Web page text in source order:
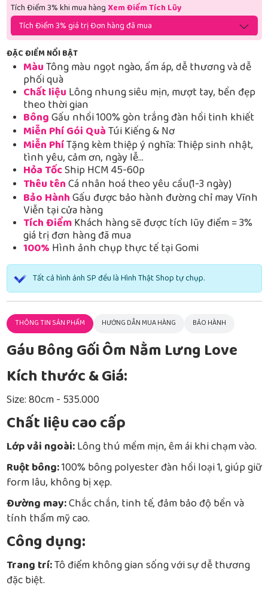
Tích Điểm 3% khi mua hàng Xem Điểm Tích Lũy
Tích Điểm 3% giá trị Đơn hàng đã mua
ĐẶC ĐIỂM NỔI BẬT
MàuTông màu ngọt ngào, ấm áp, dễ thương và dễ
phối quà
Chất liệu Lông nhung siêu mịn, mượt tay, bền đẹp
theo thời gian
BôngGấu nhồi 100% gòn trắng đàn hồi tinh khiết
Miễn Phí Gói QuàTúi Kiếng & Nơ
Miễn PhíTặng kèm thiệp ý nghĩa: Thiệp sinh nhật,
tình yêu, cảm ơn, ngày lễ…
Hỏa TốcShip HCM 45-60p
Thêu tênCá nhân hoá theo yêu cầu(1-3 ngày)
Bảo HànhGấu được bảo hành đường chỉ may Vĩnh
Viễn tại cửa hàng
Tích ĐiểmKhách hàng sẽ được tích lũy điểm = 3%
giá trị đơn hàng đã mua
100% Hình ảnh chụp thực tế tại Gomi
Tất cả hình ảnh SP đều là Hình Thật Shop tự chụp.
THÔNG TIN SẢN PHẨM HƯỚNG DẪN MUA HÀNG BẢO HÀNH
Gáu Bông Gối Ôm Nằm Lưng Love
Kích thước & Giá:
Size: 80cm - 535.000
Chất liệu cao cấp
Lớp vải ngoài:Lông thú mềm mịn, êm ái khi chạm vào.
Ruột bông:100% bông polyester đàn hồi loại 1, giúp giữ
form lâu, không bị xẹp.
Đường may:Chắc chắn, tinh tế, đảm bảo độ bền và
tính thẩm mỹ cao.
Công dụng:
Trang trí:Tô điểm không gian sống với sự dễ thương
đặc biệt.